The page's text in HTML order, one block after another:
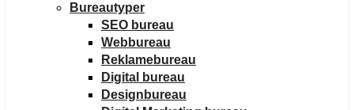
Bureautyper
SEO bureau
Webbureau
Reklamebureau
Digital bureau
Designbureau